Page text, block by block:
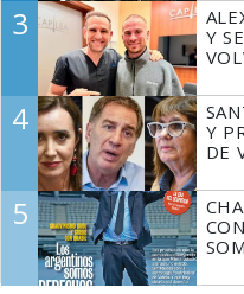
3
Y
4
Y
DE
5